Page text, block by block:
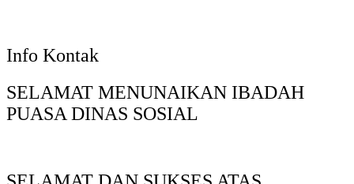
Info Kontak
SELAMAT MENUNAIKAN IBADAH
PUASA DINAS SOSIAL